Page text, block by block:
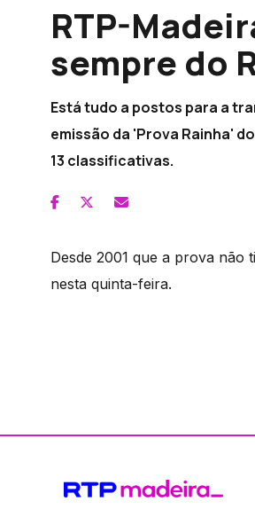
RTP-
sempre do
Está tudo a postos para a
emissão da 'Prova Rainha'
13 classificativas.
Desde 2001 que a prova não
nesta quinta-feira.